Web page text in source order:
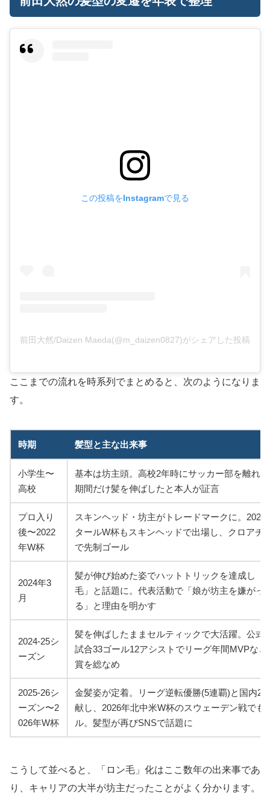
この投稿をInstagramで見る
前田大然/Daizen Maeda(@m_daizen0827)がシェアした投稿
ここまでの流れを時系列でまとめると、次のようになりま
す。
時期 髪型と主な出来事
小学生〜
高校
基本は坊主頭。高校2年時にサッカー部を離れ
期間だけ髪を伸ばしたと本人が証言
プロ入り
後〜2022
年W杯
スキンヘッド・坊主がトレードマークに。2022
タールW杯もスキンヘッドで出場し、クロアチ
で先制ゴール
2024年3
月
髪が伸び始めた姿でハットトリックを達成し「
毛」と話題に。代表活動で「娘が坊主を嫌がっ
る」と理由を明かす
2024-25シ
ーズン
髪を伸ばしたままセルティックで大活躍。公式
試合33ゴール12アシストでリーグ年間MVPなど
賞を総なめ
2025-26シ
ーズン〜2
026年W杯
金髪姿が定着。リーグ逆転優勝(5連覇)と国内2
献し、2026年北中米W杯のスウェーデン戦でも
ル。髪型が再びSNSで話題に
こうして並べると、「ロン毛」化はここ数年の出来事であ
り、キャリアの大半が坊主だったことがよく分かります。